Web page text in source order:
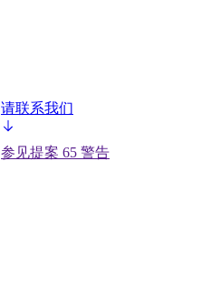
请联系我们
参见提案 65 警告